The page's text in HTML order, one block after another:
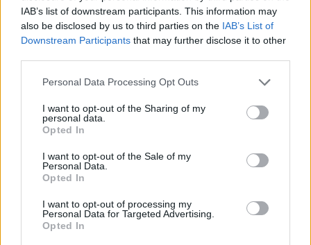
IAB’s list of downstream participants. This information may
also be disclosed by us to third parties on the IAB’s List of
Downstream Participants that may further disclose it to other
Please note that this website/app uses one or more Google
not limited to your visit or usage behaviour. You may click to
grant or deny consent to Google and its third-party tags to
use your data for below specified purposes in below Google
consent section.
Personal Data Processing Opt Outs
I want to opt-out of the Sharing of my
personal data.
Opted In
I want to opt-out of the Sale of my
Personal Data.
Opted In
I want to opt-out of processing my
Personal Data for Targeted Advertising.
Opted In
o
k
p
p
NOTIZIE RECENTI
Incendio nella notte a Olbia, a fuoco due furgoni
A fuoco un deposito con bombole, intervento dei
vigili del fuoco a Rudalza
Ristorante distrutto dalle fiamme a La
Maddalena, incendio a Monti d’à rena